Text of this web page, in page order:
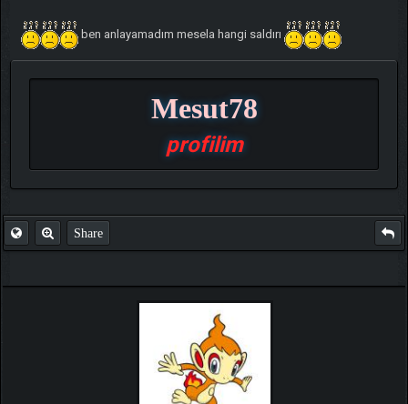
ben anlayamadım mesela hangi saldırı
Mesut78
profilim
Share